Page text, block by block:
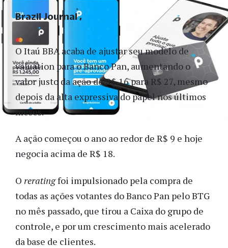
O Itaú BBA acaba de ajustar seu modelo de
valuation para o Banco Pan, aumentando o
valor justo da ação de R$ 16 para R$ 27, mesmo
depois da alta expressiva do papel nos últimos
meses.
A ação começou o ano ao redor de R$ 9 e hoje
negocia acima de R$ 18.
O reratingfoi impulsionado pela compra de
todas as ações votantes do Banco Pan pelo BTG
no mês passado, que tirou a Caixa do grupo de
controle, e por um crescimento mais acelerado
da base de clientes.
Brazil Journal